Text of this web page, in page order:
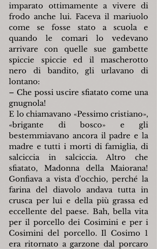
imparato ottimamente a vivere di
frodo anche lui. Faceva il mariuolo
come se fosse stato a scuola e
quando le comari lo vedevano
arrivare con quelle sue gambette
spiccie spiccie ed il mascherotto
nero di bandito, gli urlavano di
lontano:
– Che possi uscire sfiatato come una
gnugnola!
E lo chiamavano «Pessimo cristiano»,
«brigante di bosco» e gli
bestemmiavano ancora il padre e la
madre e tutti i morti di famiglia, di
salciccia in salciccia. Altro che
sfiatato, Madonna della Maiorana!
Gonfiava a vista d'occhio, perché la
farina del diavolo andava tutta in
crusca per lui e della più grassa ed
eccellente del paese. Bah, bella vita
per il porcello dei Cosimini e per i
Cosimini del porcello. Il Cosimo 1
era ritornato a garzone dal porcaro